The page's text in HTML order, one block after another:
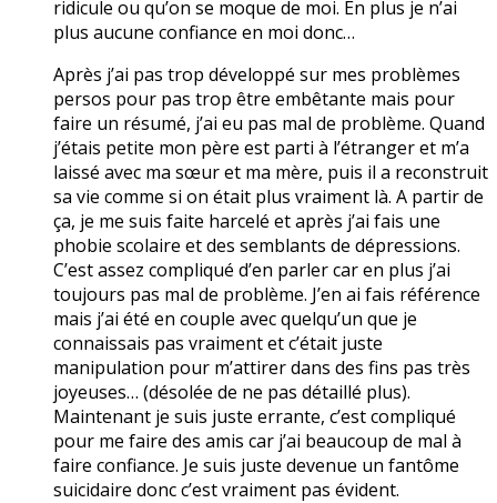
ridicule ou qu’on se moque de moi. En plus je n’ai
plus aucune confiance en moi donc…
Après j’ai pas trop développé sur mes problèmes
persos pour pas trop être embêtante mais pour
faire un résumé, j’ai eu pas mal de problème. Quand
j’étais petite mon père est parti à l’étranger et m’a
laissé avec ma sœur et ma mère, puis il a reconstruit
sa vie comme si on était plus vraiment là. A partir de
ça, je me suis faite harcelé et après j’ai fais une
phobie scolaire et des semblants de dépressions.
C’est assez compliqué d’en parler car en plus j’ai
toujours pas mal de problème. J’en ai fais référence
mais j’ai été en couple avec quelqu’un que je
connaissais pas vraiment et c’était juste
manipulation pour m’attirer dans des fins pas très
joyeuses… (désolée de ne pas détaillé plus).
Maintenant je suis juste errante, c’est compliqué
pour me faire des amis car j’ai beaucoup de mal à
faire confiance. Je suis juste devenue un fantôme
suicidaire donc c’est vraiment pas évident.